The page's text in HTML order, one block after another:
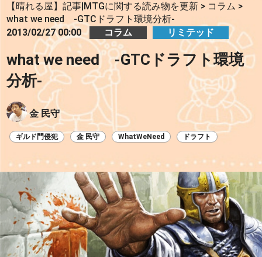
【晴れる屋】記事|MTGに関する読み物を更新 > コラム >
what we need -GTCドラフト環境分析-
2013/02/27 00:00
コラム リミテッド
what we need -GTCドラフト環境
分析-
金 民守
ギルド門侵犯 金 民守 WhatWeNeed ドラフト